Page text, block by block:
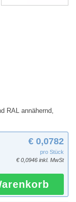
RAL annähernd,
€ 0,0782
pro Stück
€ 0,0946 inkl. MwSt